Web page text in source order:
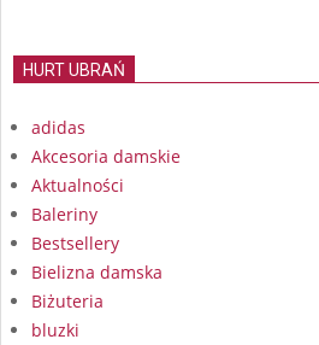
HURT UBRAŃ
adidas
Akcesoria damskie
Aktualności
Baleriny
Bestsellery
Bielizna damska
Biżuteria
bluzki